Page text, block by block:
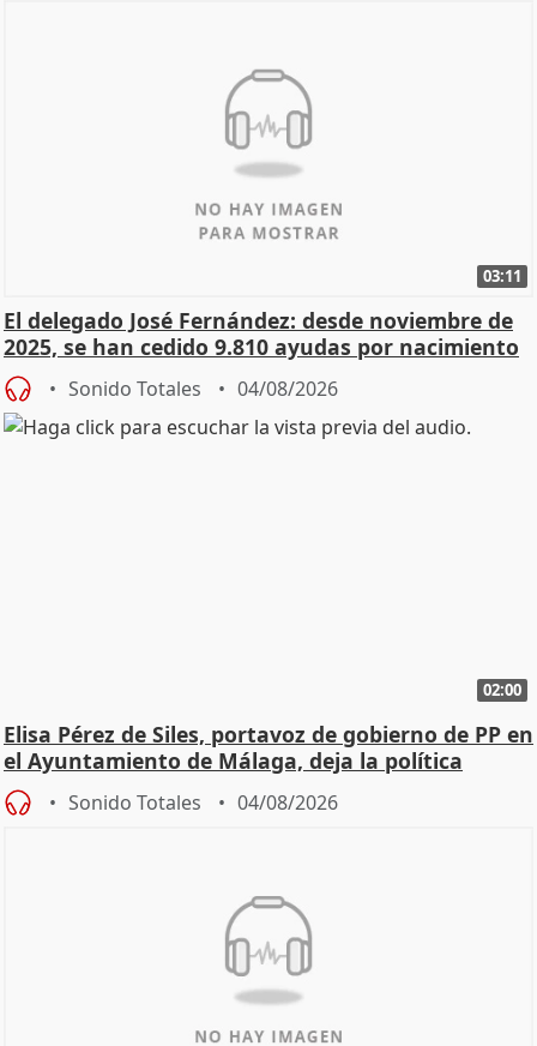
03:11
El delegado José Fernández: desde noviembre de
2025, se han cedido 9.810 ayudas por nacimiento
Sonido Totales 04/08/2026
02:00
Elisa Pérez de Siles, portavoz de gobierno de PP en
el Ayuntamiento de Málaga, deja la política
Sonido Totales 04/08/2026